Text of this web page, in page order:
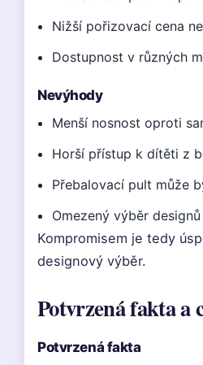
Nižší pořizovací cena
Dostupnost v různých
Nevýhody
Menší nosnost oproti
Horší přístup k dítěti z
Přebalovací pult může
Omezený výběr
Kompromisem je tedy
designový výběr.
Potvrzená fakta a
Potvrzená fakta